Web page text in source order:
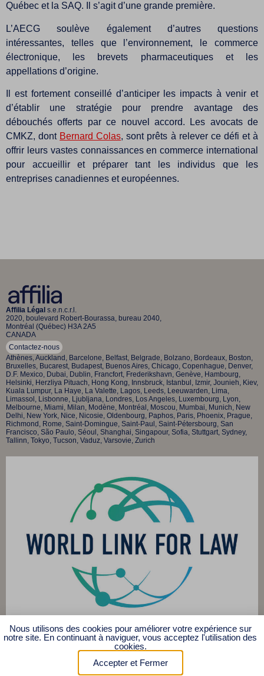
Québec et la SAQ. Il s’agit d’une grande première.
L’AECG soulève également d’autres questions
intéressantes, telles que l’environnement, le commerce
électronique, les brevets pharmaceutiques et les
appellations d’origine.
Il est fortement conseillé d’anticiper les impacts à venir et
d’établir une stratégie pour prendre avantage des
débouchés offerts par ce nouvel accord. Les avocats de
CMKZ, dont Bernard Colas, sont prêts à relever ce défi et à
offrir leurs vastes connaissances en commerce international
pour accueillir et préparer tant les individus que les
entreprises canadiennes et européennes.
Affilia Légal s.e.n.c.r.l.
2020, boulevard Robert-Bourassa, bureau 2040,
Montréal (Québec) H3A 2A5
CANADA
Contactez-nous
Athènes, Auckland, Barcelone, Belfast, Belgrade, Bolzano, Bordeaux, Boston,
Bruxelles, Bucarest, Budapest, Buenos Aires, Chicago, Copenhague, Denver,
D.F. Mexico, Dubai, Dublin, Francfort, Frederikshavn, Genève, Hambourg,
Helsinki, Herzliya Pituach, Hong Kong, Innsbruck, Istanbul, Izmir, Jounieh, Kiev,
Kuala Lumpur, La Haye, La Valette, Lagos, Leeds, Leeuwarden, Lima,
Limassol, Lisbonne, Ljubljana, Londres, Los Angeles, Luxembourg, Lyon,
Melbourne, Miami, Milan, Modène, Montréal, Moscou, Mumbai, Munich, New
Delhi, New York, Nice, Nicosie, Oldenbourg, Paphos, Paris, Phoenix, Prague,
Richmond, Rome, Saint-Domingue, Saint-Paul, Saint-Pétersbourg, San
Francisco, São Paulo, Séoul, Shanghai, Singapour, Sofia, Stuttgart, Sydney,
Tallinn, Tokyo, Tucson, Vaduz, Varsovie, Zurich
© 2025 Affilia Légal s.e.n.c.r.l.
/ Conditions d'utilisation
s.e.n.c.r.l. Tous droits réservés | affilia.legal
Accepter et Fermer
Nous utilisons des cookies pour améliorer votre expérience sur
notre site. En continuant à naviguer, vous acceptez l'utilisation des
cookies.